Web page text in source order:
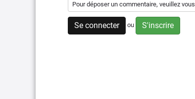
Pour déposer un commentaire, veuillez vous
Se connecter ou S'inscrire